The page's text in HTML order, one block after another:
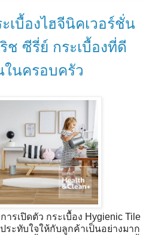
เบื้องไฮจีนิคเวอร์ชั่น
ช ซีรี่ย์ กระเบื้องที่ดี
นครอบครัว
รเปิดตัว กระเบื้อง Hygienic Tile
ะทับใจให้กับลูกค้าเป็นอย่างมาก